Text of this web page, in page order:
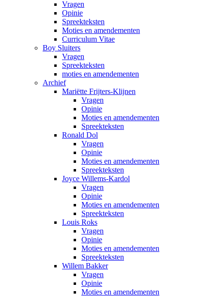
Vragen
Opinie
Spreekteksten
Moties en amendementen
Curriculum Vitae
Boy Sluiters
Vragen
Spreekteksten
moties en amendementen
Archief
Mariëtte Frijters-Klijnen
Vragen
Opinie
Moties en amendementen
Spreekteksten
Ronald Dol
Vragen
Opinie
Moties en amendementen
Spreekteksten
Joyce Willems-Kardol
Vragen
Opinie
Moties en amendementen
Spreekteksten
Louis Roks
Vragen
Opinie
Moties en amendementen
Spreekteksten
Willem Bakker
Vragen
Opinie
Moties en amendementen